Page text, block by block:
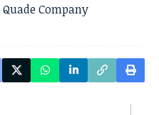
Company